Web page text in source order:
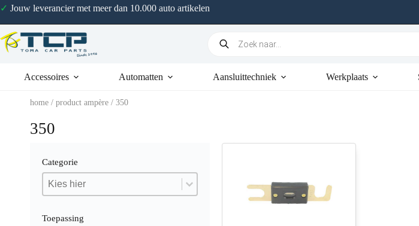
✓ Jouw leverancier met meer dan 10.000 auto artikelen
Accessoires Automatten Aansluittechniek Werkplaats
home / product ampère / 350
350
Categorie
Categorie
Categorie
Categorie
Toepassing